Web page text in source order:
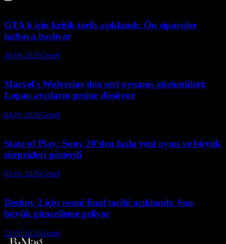
GTA 6 için kritik tarih açıklandı: Ön siparişler
haftaya başlıyor
18.06.2026Genel
Marvel's Wolverine'den sert oynanış görüntüleri:
Logan avcıların peşine düşüyor
04.06.2026Genel
State of Play: Sony 20’den fazla yeni oyun ve büyük
sürprizleri gösterdi
03.06.2026Genel
Destiny 2 için resmi final tarihi açıklandı: Son
büyük güncelleme geliyor
22.05.2026Genel